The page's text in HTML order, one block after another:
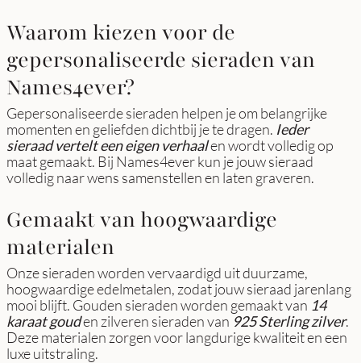
Waarom kiezen voor de
gepersonaliseerde sieraden van
Names4ever?
Gepersonaliseerde sieraden helpen je om belangrijke
momenten en geliefden dichtbij je te dragen. Ieder
sieraad vertelt een eigen verhaalen wordt volledig op
maat gemaakt. Bij Names4ever kun je jouw sieraad
volledig naar wens samenstellen en laten graveren.
Gemaakt van hoogwaardige
materialen
Onze sieraden worden vervaardigd uit duurzame,
hoogwaardige edelmetalen, zodat jouw sieraad jarenlang
mooi blijft. Gouden sieraden worden gemaakt van 14
karaat gouden zilveren sieraden van 925 Sterling zilver.
Deze materialen zorgen voor langdurige kwaliteit en een
luxe uitstraling.